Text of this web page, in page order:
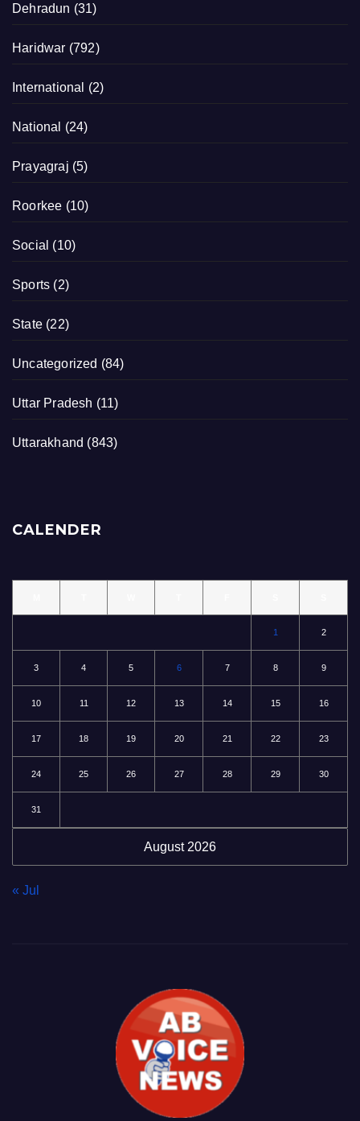
Dehradun (31)
Haridwar (792)
International (2)
National (24)
Prayagraj (5)
Roorkee (10)
Social (10)
Sports (2)
State (22)
Uncategorized (84)
Uttar Pradesh (11)
Uttarakhand (843)
CALENDER
August 2026
1 2
3 4 5 6 7 8 9
10 11 12 13 14 15 16
17 18 19 20 21 22 23
24 25 26 27 28 29 30
31
« Jul